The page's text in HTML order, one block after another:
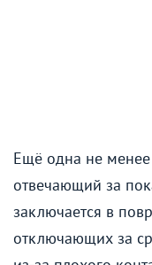
Ещё одна не менее
отвечающий за
заключается в
отключающих за